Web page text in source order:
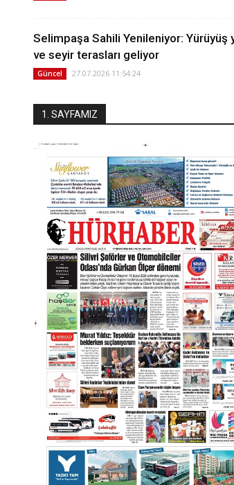
Selimpaşa Sahili Yenileniyor: Yürüyüş
ve seyir terasları geliyor
Güncel 27.07.2026 11:54:24
1. SAYFAMIZ